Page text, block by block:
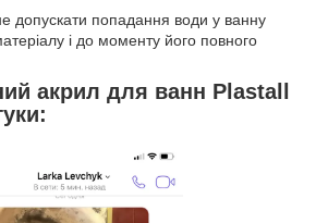
допускати попадання води у ванну
і до моменту його повного
акрил для ванн Plastall